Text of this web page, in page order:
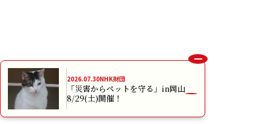
2026.07.30NHK財団
「災害からペットを守る」in岡山
8/29(土)開催！